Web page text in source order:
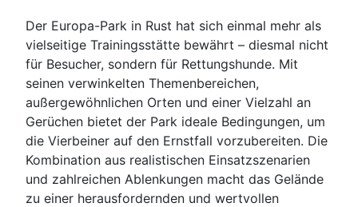
Der Europa-Park in Rust hat sich einmal mehr als
vielseitige Trainingsstätte bewährt – diesmal nicht
für Besucher, sondern für Rettungshunde. Mit
seinen verwinkelten Themenbereichen,
außergewöhnlichen Orten und einer Vielzahl an
Gerüchen bietet der Park ideale Bedingungen, um
die Vierbeiner auf den Ernstfall vorzubereiten. Die
Kombination aus realistischen Einsatzszenarien
und zahlreichen Ablenkungen macht das Gelände
zu einer herausfordernden und wertvollen